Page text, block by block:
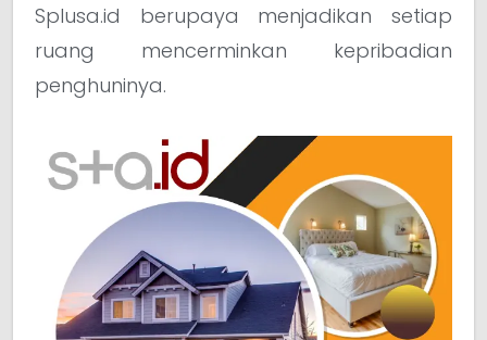
Splusa.id berupaya menjadikan setiap
ruang mencerminkan kepribadian
penghuninya.